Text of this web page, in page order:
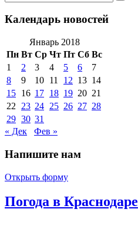
по:
Поиск
Календарь новостей
Январь 2018
Пн Вт Ср Чт Пт Сб Вс
1
2 3 4 5 6
7
8
9 10 11 12 13 14
15 16 17 18 19 20 21
22
23 24 25 26 27 28
29 30 31
« Дек
Фев »
Напишите нам
Открыть форму
Погода в Краснодаре